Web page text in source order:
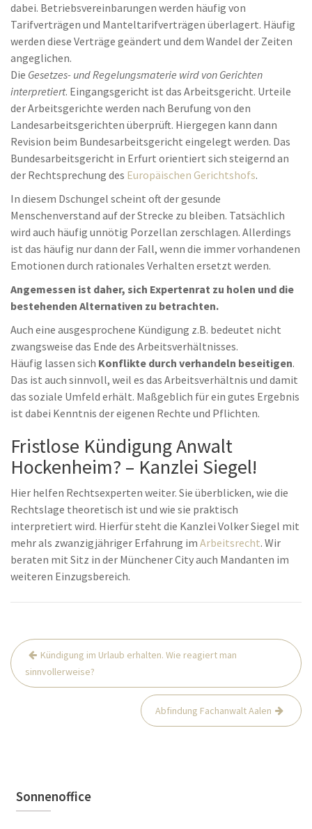
dabei. Betriebsvereinbarungen werden häufig von
Tarifverträgen und Manteltarifverträgen überlagert. Häufig
werden diese Verträge geändert und dem Wandel der Zeiten
angeglichen.
Die Gesetzes- und Regelungsmaterie wird von Gerichten
interpretiert. Eingangsgericht ist das Arbeitsgericht. Urteile
der Arbeitsgerichte werden nach Berufung von den
Landesarbeitsgerichten überprüft. Hiergegen kann dann
Revision beim Bundesarbeitsgericht eingelegt werden. Das
Bundesarbeitsgericht in Erfurt orientiert sich steigernd an
der Rechtsprechung des Europäischen Gerichtshofs.
In diesem Dschungel scheint oft der gesunde
Menschenverstand auf der Strecke zu bleiben. Tatsächlich
wird auch häufig unnötig Porzellan zerschlagen. Allerdings
ist das häufig nur dann der Fall, wenn die immer vorhandenen
Emotionen durch rationales Verhalten ersetzt werden.
Angemessen ist daher, sich Expertenrat zu holen und die
bestehenden Alternativen zu betrachten.
Auch eine ausgesprochene Kündigung z.B. bedeutet nicht
zwangsweise das Ende des Arbeitsverhältnisses.
Häufig lassen sich Konflikte durch verhandeln beseitigen.
Das ist auch sinnvoll, weil es das Arbeitsverhältnis und damit
das soziale Umfeld erhält. Maßgeblich für ein gutes Ergebnis
ist dabei Kenntnis der eigenen Rechte und Pflichten.
Fristlose Kündigung Anwalt
Hockenheim? – Kanzlei Siegel!
Hier helfen Rechtsexperten weiter. Sie überblicken, wie die
Rechtslage theoretisch ist und wie sie praktisch
interpretiert wird. Hierfür steht die Kanzlei Volker Siegel mit
mehr als zwanzigjähriger Erfahrung im Arbeitsrecht. Wir
beraten mit Sitz in der Münchener City auch Mandanten im
weiteren Einzugsbereich.
Beitrags-
Navigation
Kündigung im Urlaub erhalten. Wie reagiert man
sinnvollerweise?
Abfindung Fachanwalt Aalen
Sonnenoffice